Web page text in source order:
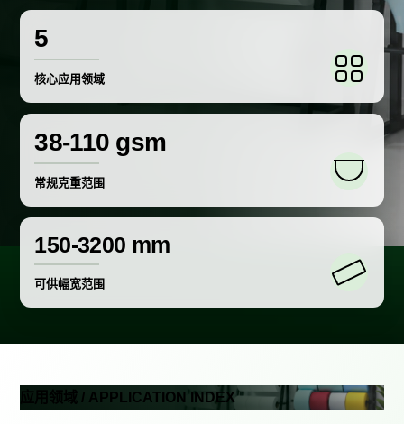
5
核心应用领域
38-110 gsm
常规克重范围
150-3200 mm
可供幅宽范围
应用领域 / APPLICATION INDEX